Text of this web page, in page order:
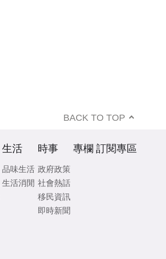
BACK TO TOP
生活
品味生活
生活消閒
時事
政府政策
社會熱話
移民資訊
即時新聞
專欄 訂閱專區